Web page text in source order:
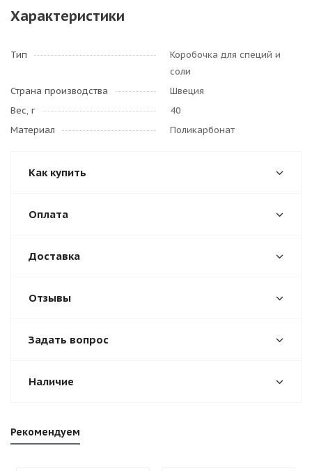
Характеристики
Тип
Коробочка для специй и
соли
Страна производства
Швеция
Вес, г
40
Материал
Поликарбонат
Как купить
Оплата
Доставка
Отзывы
Задать вопрос
Наличие
Рекомендуем